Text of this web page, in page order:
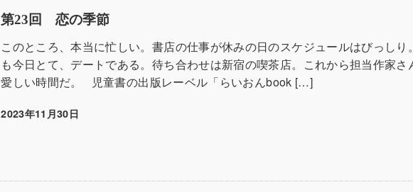
第23回 恋の季節
このところ、本当に忙しい。書店の仕事が休みの日のスケジュールはびっしり
も今日とて、デートである。待ち合わせは新宿の喫茶店。これから担当作家さ
愛しい時間だ。 児童書の出版レーベル「らいおんbook […]
投稿日
2023年11月30日